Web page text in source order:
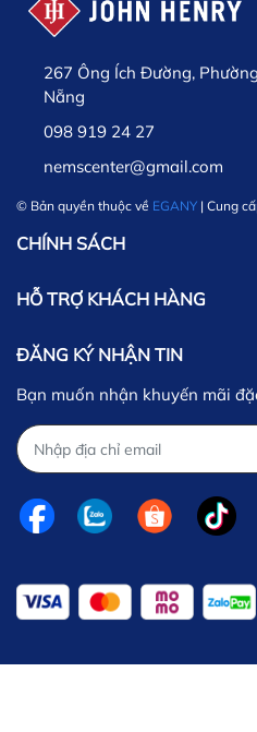
267 Ông Ích Đường,
Nẵng
098 919 24 27
nemscenter@gmail.com
© Bản quyền thuộc về EGANY | Cung
CHÍNH SÁCH
HỖ TRỢ KHÁCH HÀNG
ĐĂNG KÝ NHẬN TIN
Bạn muốn nhận khuyến mãi